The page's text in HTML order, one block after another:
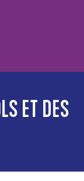
ET DES